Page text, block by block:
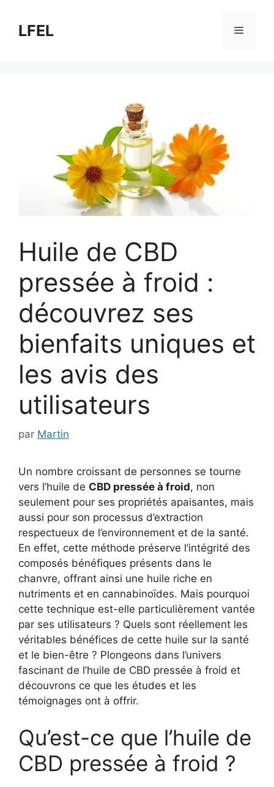
contenu
LFEL Menu
Huile de CBD
pressée à froid :
découvrez ses
bienfaits uniques et
les avis des
utilisateurs
par Martin
Un nombre croissant de personnes se tourne
vers l’huile de CBD pressée à froid, non
seulement pour ses propriétés apaisantes, mais
aussi pour son processus d’extraction
respectueux de l’environnement et de la santé.
En effet, cette méthode préserve l’intégrité des
composés bénéfiques présents dans le
chanvre, offrant ainsi une huile riche en
nutriments et en cannabinoïdes. Mais pourquoi
cette technique est-elle particulièrement vantée
par ses utilisateurs ? Quels sont réellement les
véritables bénéfices de cette huile sur la santé
et le bien-être ? Plongeons dans l’univers
fascinant de l’huile de CBD pressée à froid et
découvrons ce que les études et les
témoignages ont à offrir.
Qu’est-ce que l’huile de
CBD pressée à froid ?